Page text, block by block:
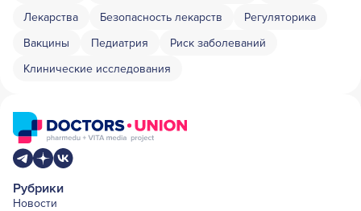
Лекарства
Безопасность лекарств
Регуляторика
Вакцины
Педиатрия
Риск заболеваний
Клинические исследования
Рубрики
Новости